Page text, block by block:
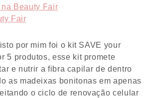
Beauty Fair
Fair
por mim foi o kit SAVE your
5 produtos, esse kit promete
e nutrir a fibra capilar de dentro
as madeixas bonitonas em apenas
o ciclo de renovação celular